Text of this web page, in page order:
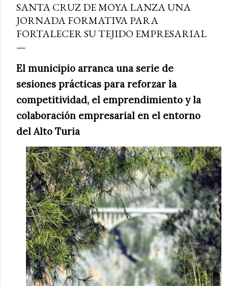
SANTA CRUZ DE MOYA LANZA UNA
JORNADA FORMATIVA PARA
FORTALECER SU TEJIDO EMPRESARIAL
El municipio arranca una serie de
sesiones prácticas para reforzar la
competitividad, el emprendimiento y la
colaboración empresarial en el entorno
del Alto Turia